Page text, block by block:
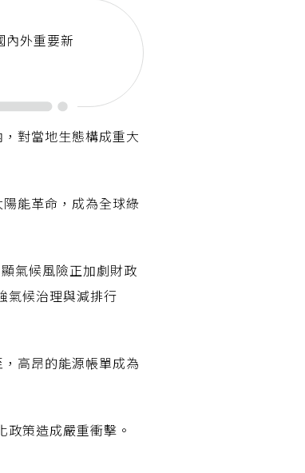
外重要新
對當地生態構成重大
能革命，成為全球綠
氣候風險正加劇財政
氣候治理與減排行
高昂的能源帳單成為
策造成嚴重衝擊。